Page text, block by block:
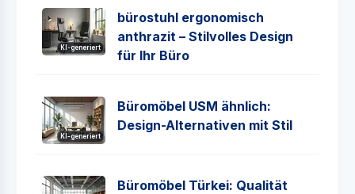
KI-generiert
bürostuhl ergonomisch
anthrazit – Stilvolles Design
für Ihr Büro
KI-generiert
Büromöbel USM ähnlich:
Design-Alternativen mit Stil
Büromöbel Türkei: Qualität